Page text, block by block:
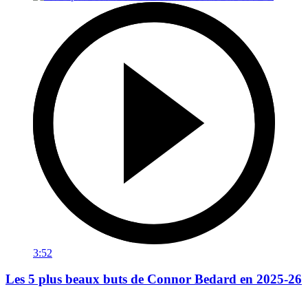
3:52
Les 5 plus beaux buts de Connor Bedard en 2025-26